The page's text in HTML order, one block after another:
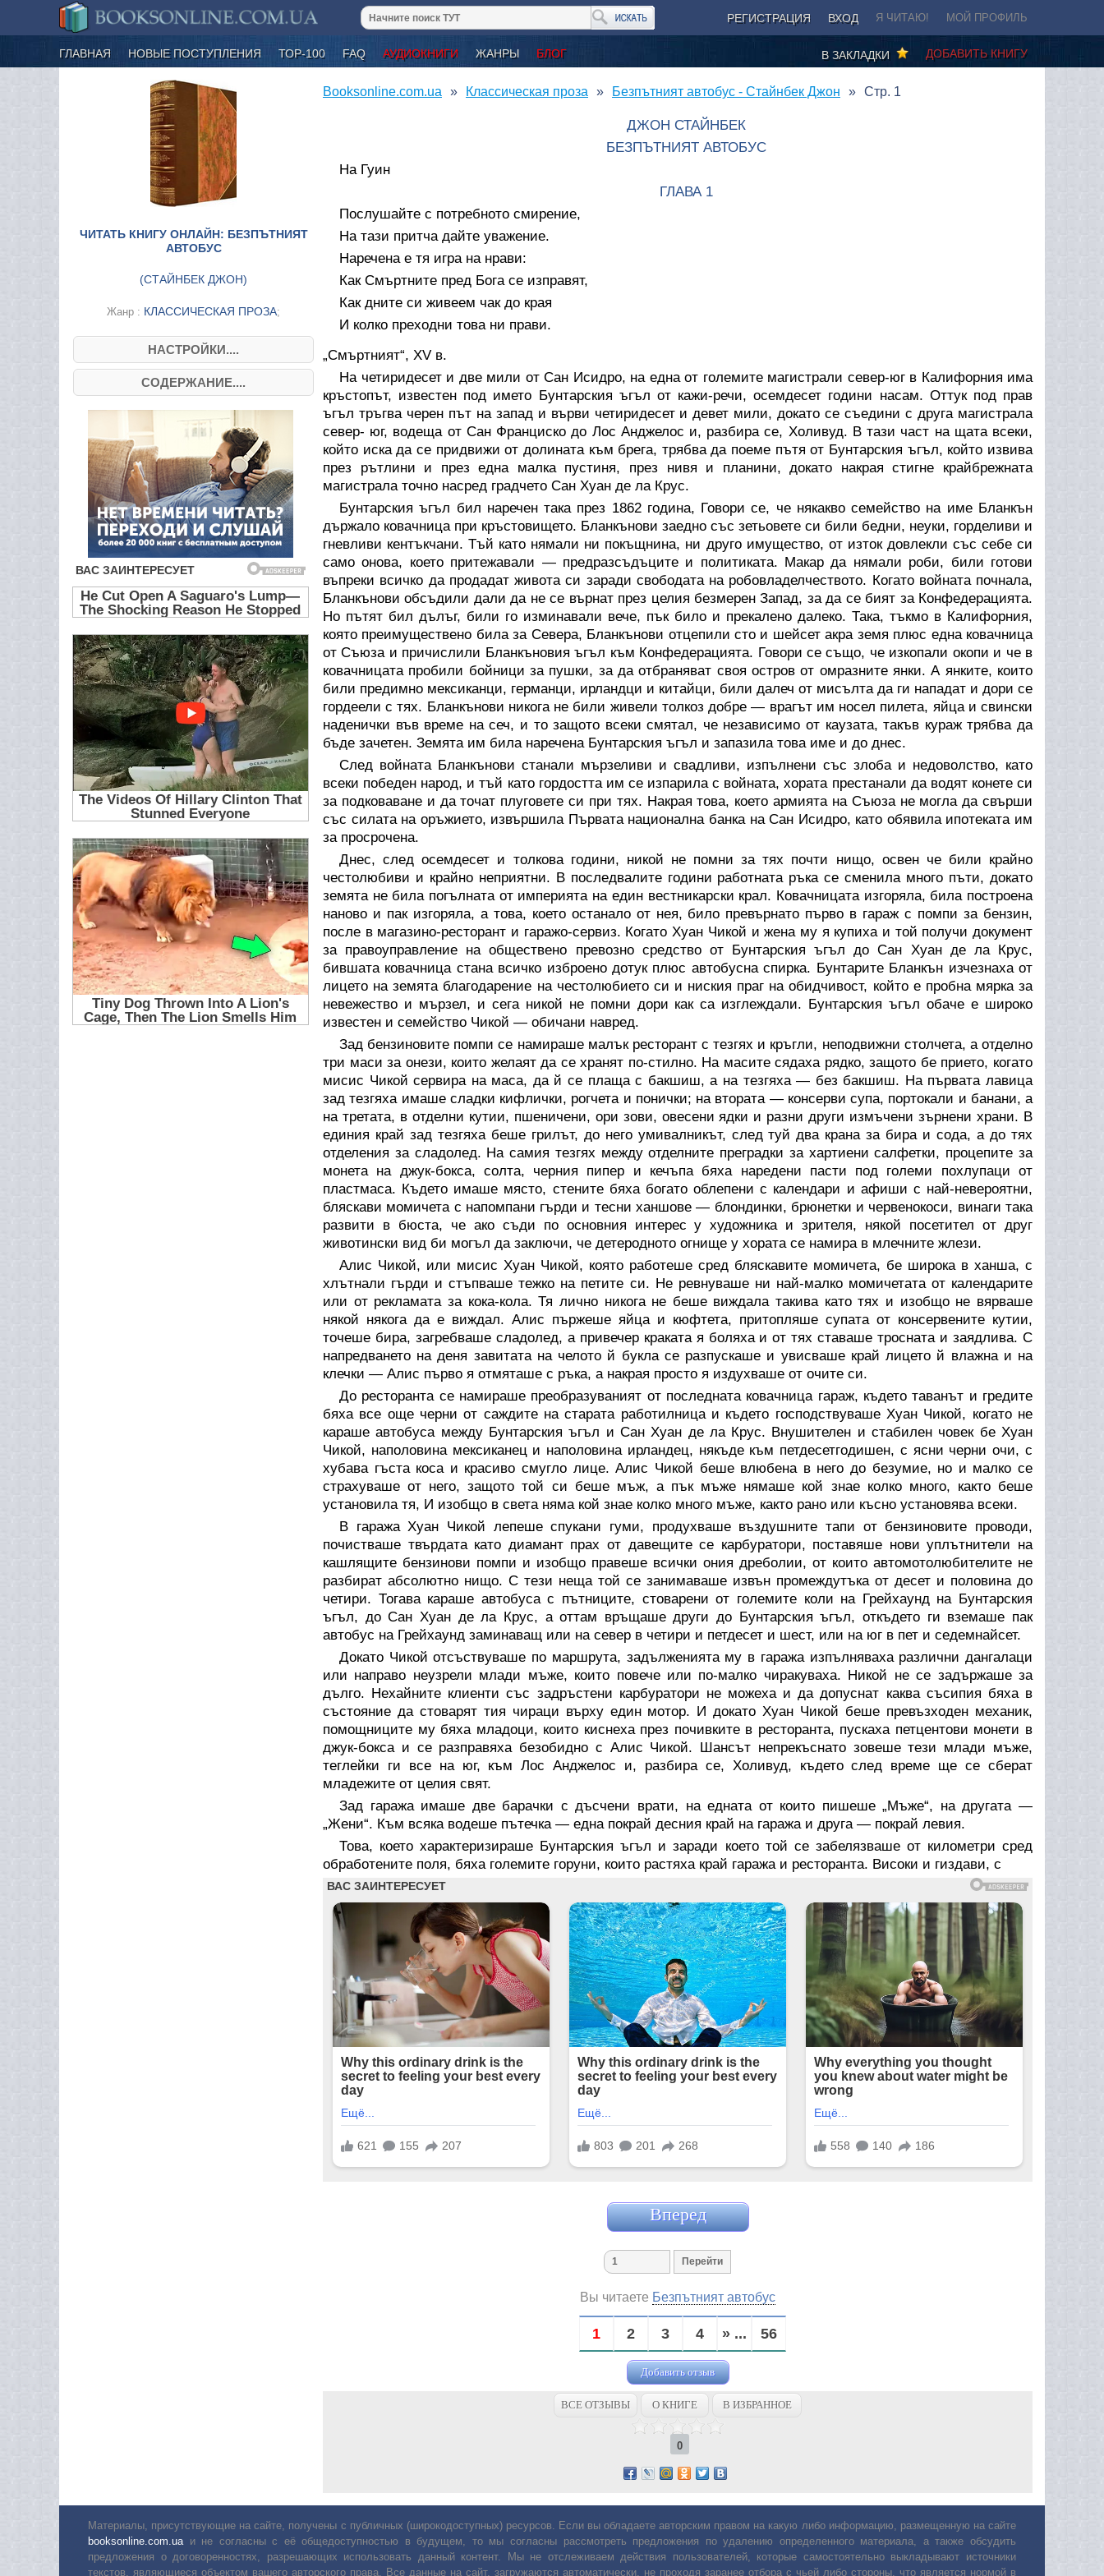
РЕГИСТРАЦИЯ ВХОД Я ЧИТАЮ! МОЙ ПРОФИЛЬ
ГЛАВНАЯ НОВЫЕ ПОСТУПЛЕНИЯ ТОР-100 FAQ АУДИОКНИГИ ЖАНРЫ БЛОГ ДОБАВИТЬ КНИГУ
В ЗАКЛАДКИ
ЧИТАТЬ КНИГУ ОНЛАЙН: БЕЗПЪТНИЯТ
АВТОБУС
(СТАЙНБЕК ДЖОН)
Жанр : КЛАССИЧЕСКАЯ ПРОЗА;
НАСТРОЙКИ....
СОДЕРЖАНИЕ....
Booksonline.com.ua Классическая проза Безпътният автобус - Стайнбек Джон Стр. 1
ДЖОН СТАЙНБЕК
БЕЗПЪТНИЯТ АВТОБУС
На Гуин
ГЛАВА 1
Послушайте с потребното смирение,
На тази притча дайте уважение.
Наречена е тя игра на нрави:
Как Смъртните пред Бога се изправят,
Как дните си живеем чак до края
И колко преходни това ни прави.
„Смъртният“, XV в.
На четиридесет и две мили от Сан Исидро, на една от големите магистрали север-юг в Калифорния има
кръстопът, известен под името Бунтарския ъгъл от кажи-речи, осемдесет години насам. Оттук под прав
ъгъл тръгва черен път на запад и върви четиридесет и девет мили, докато се съедини с друга магистрала
север- юг, водеща от Сан Франциско до Лос Анджелос и, разбира се, Холивуд. В тази част на щата всеки,
който иска да се придвижи от долината към брега, трябва да поеме пътя от Бунтарския ъгъл, който извива
през рътлини и през една малка пустиня, през нивя и планини, докато накрая стигне крайбрежната
магистрала точно насред градчето Сан Хуан де ла Крус.
Бунтарския ъгъл бил наречен така през 1862 година, Говори се, че някакво семейство на име Бланкън
държало ковачница при кръстовището. Бланкънови заедно със зетьовете си били бедни, неуки, горделиви и
гневливи кентъкчани. Тъй като нямали ни покъщнина, ни друго имущество, от изток довлекли със себе си
само онова, което притежавали — предразсъдъците и политиката. Макар да нямали роби, били готови
въпреки всичко да продадат живота си заради свободата на робовладелчеството. Когато войната почнала,
Бланкънови обсъдили дали да не се върнат през целия безмерен Запад, за да се бият за Конфедерацията.
Но пътят бил дълъг, били го изминавали вече, пък било и прекалено далеко. Така, тъкмо в Калифорния,
която преимуществено била за Севера, Бланкънови отцепили сто и шейсет акра земя плюс една ковачница
от Съюза и причислили Бланкъновия ъгъл към Конфедерацията. Говори се също, че изкопали окопи и че в
ковачницата пробили бойници за пушки, за да отбраняват своя остров от омразните янки. А янките, които
били предимно мексиканци, германци, ирландци и китайци, били далеч от мисълта да ги нападат и дори се
гордеели с тях. Бланкънови никога не били живели толкоз добре — врагът им носел пилета, яйца и свински
наденички във време на сеч, и то защото всеки смятал, че независимо от каузата, такъв кураж трябва да
бъде зачетен. Земята им била наречена Бунтарския ъгъл и запазила това име и до днес.
След войната Бланкънови станали мързеливи и свадливи, изпълнени със злоба и недоволство, като
всеки победен народ, и тъй като гордостта им се изпарила с войната, хората престанали да водят конете си
за подковаване и да точат плуговете си при тях. Накрая това, което армията на Съюза не могла да свърши
със силата на оръжието, извършила Първата национална банка на Сан Исидро, като обявила ипотеката им
за просрочена.
Днес, след осемдесет и толкова години, никой не помни за тях почти нищо, освен че били крайно
честолюбиви и крайно неприятни. В последвалите години работната ръка се сменила много пъти, докато
земята не била погълната от империята на един вестникарски крал. Ковачницата изгоряла, била построена
наново и пак изгоряла, а това, което останало от нея, било превърнато първо в гараж с помпи за бензин,
после в магазино-ресторант и гаражо-сервиз. Когато Хуан Чикой и жена му я купиха и той получи документ
за правоуправление на обществено превозно средство от Бунтарския ъгъл до Сан Хуан де ла Крус,
бившата ковачница стана всичко изброено дотук плюс автобусна спирка. Бунтарите Бланкън изчезнаха от
лицето на земята благодарение на честолюбието си и ниския праг на обидчивост, който е пробна мярка за
невежество и мързел, и сега никой не помни дори как са изглеждали. Бунтарския ъгъл обаче е широко
известен и семейство Чикой — обичани навред.
Зад бензиновите помпи се намираше малък ресторант с тезгях и кръгли, неподвижни столчета, а отделно
три маси за онези, които желаят да се хранят по-стилно. На масите сядаха рядко, защото бе прието, когато
мисис Чикой сервира на маса, да й се плаща с бакшиш, а на тезгяха — без бакшиш. На първата лавица
зад тезгяха имаше сладки кифлички, рогчета и понички; на втората — консерви супа, портокали и банани, а
на третата, в отделни кутии, пшеничени, ори зови, овесени ядки и разни други измъчени зърнени храни. В
единия край зад тезгяха беше грилът, до него умивалникът, след туй два крана за бира и сода, а до тях
отделения за сладолед. На самия тезгях между отделните преградки за хартиени салфетки, процепите за
монета на джук-бокса, солта, черния пипер и кечъпа бяха наредени пасти под големи похлупаци от
пластмаса. Където имаше място, стените бяха богато облепени с календари и афиши с най-невероятни,
бляскави момичета с напомпани гърди и тесни ханшове — блондинки, брюнетки и червенокоси, винаги така
развити в бюста, че ако съди по основния интерес у художника и зрителя, някой посетител от друг
животински вид би могъл да заключи, че детеродното огнище у хората се намира в млечните жлези.
Алис Чикой, или мисис Хуан Чикой, която работеше сред бляскавите момичета, бе широка в ханша, с
хлътнали гърди и стъпваше тежко на петите си. Не ревнуваше ни най-малко момичетата от календарите
или от рекламата за кока-кола. Тя лично никога не беше виждала такива като тях и изобщо не вярваше
някой някога да е виждал. Алис пържеше яйца и кюфтета, притопляше супата от консервените кутии,
точеше бира, загребваше сладолед, а привечер краката я боляха и от тях ставаше тросната и заядлива. С
напредването на деня завитата на челото й букла се разпускаше и увисваше край лицето й влажна и на
клечки — Алис първо я отмяташе с ръка, а накрая просто я издухваше от очите си.
До ресторанта се намираше преобразуваният от последната ковачница гараж, където таванът и гредите
бяха все още черни от саждите на старата работилница и където господствуваше Хуан Чикой, когато не
караше автобуса между Бунтарския ъгъл и Сан Хуан де ла Крус. Внушителен и стабилен човек бе Хуан
Чикой, наполовина мексиканец и наполовина ирландец, някъде към петдесетгодишен, с ясни черни очи, с
хубава гъста коса и красиво смугло лице. Алис Чикой беше влюбена в него до безумие, но и малко се
страхуваше от него, защото той си беше мъж, а пък мъже нямаше кой знае колко много, както беше
установила тя, И изобщо в света няма кой знае колко много мъже, както рано или късно установява всеки.
В гаража Хуан Чикой лепеше спукани гуми, продухваше въздушните тапи от бензиновите проводи,
почистваше твърдата като диамант прах от давещите се карбуратори, поставяше нови уплътнители на
кашлящите бензинови помпи и изобщо правеше всички ония дреболии, от които автомотолюбителите не
разбират абсолютно нищо. С тези неща той се занимаваше извън промеждутъка от десет и половина до
четири. Тогава караше автобуса с пътниците, стоварени от големите коли на Грейхаунд на Бунтарския
ъгъл, до Сан Хуан де ла Крус, а оттам връщаше други до Бунтарския ъгъл, откъдето ги вземаше пак
автобус на Грейхаунд заминаващ или на север в четири и петдесет и шест, или на юг в пет и седемнайсет.
Докато Чикой отсъствуваше по маршрута, задълженията му в гаража изпълняваха различни дангалаци
или направо неузрели млади мъже, които повече или по-малко чиракуваха. Никой не се задържаше за
дълго. Нехайните клиенти със задръстени карбуратори не можеха и да допуснат каква съсипия бяха в
състояние да стоварят тия чираци върху един мотор. И докато Хуан Чикой беше превъзходен механик,
помощниците му бяха младоци, които киснеха през почивките в ресторанта, пускаха петцентови монети в
джук-бокса и се разправяха безобидно с Алис Чикой. Шансът непрекъснато зовеше тези млади мъже,
теглейки ги все на юг, към Лос Анджелос и, разбира се, Холивуд, където след време ще се сберат
младежите от целия свят.
Зад гаража имаше две барачки с дъсчени врати, на едната от които пишеше „Мъже“, на другата —
„Жени“. Към всяка водеше пътечка — една покрай десния край на гаража и друга — покрай левия.
Това, което характеризираше Бунтарския ъгъл и заради което той се забелязваше от километри сред
обработените поля, бяха големите горуни, които растяха край гаража и ресторанта. Високи и гиздави, с
Вперед
Вы читаете Безпътният автобус
1 2 3 4 » ... 56
Добавить отзыв
ВСЕ ОТЗЫВЫ О КНИГЕ В ИЗБРАННОЕ
0
Материалы, присутствующие на сайте, получены с публичных (широкодоступных) ресурсов. Если вы обладаете авторским правом на какую либо информацию, размещенную на сайте
booksonline.com.ua и не согласны с её общедоступностью в будущем, то мы согласны рассмотреть предложения по удалению определенного материала, а также обсудить
предложения о договоренностях, разрешающих использовать данный контент. Мы не отслеживаем действия пользователей, которые самостоятельно выкладывают источники
текстов, являющиеся объектом вашего авторского права. Все данные на сайт, загружаются автоматически, не проходя заранее отбора с чьей либо стороны, что является нормой в